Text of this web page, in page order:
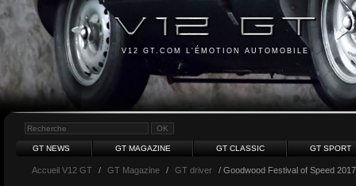
V12 GT.COM L'ÉMOTION AUTOMOBILE
GT NEWS GT MAGAZINE GT CLASSIC GT SPORT
Accueil V12 GT / GT Magazine / GT driver / Goodwood Festival of Speed 2017